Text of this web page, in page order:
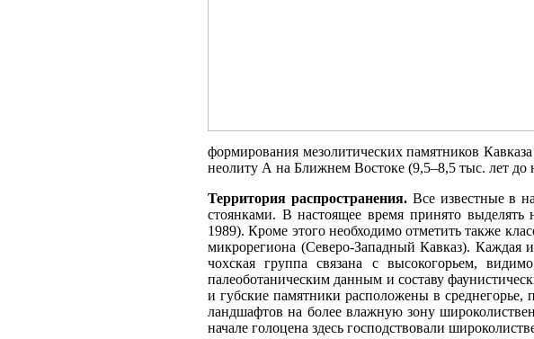
формирования мезолитических памятников
неолиту А на Ближнем Востоке (9,5–8,5 тыс. лет до
Территория распространения.Все известные в
стоянками. В настоящее время принято
1989). Кроме этого необходимо отметить также
микрорегиона (Северо-Западный Кавказ). Каждая
чохская группа связана с высокогорьем,
палеоботаническим данным и составу
и губские памятники расположены в среднегорье,
ландшафтов на более влажную зону
начале голоцена здесь господствовали